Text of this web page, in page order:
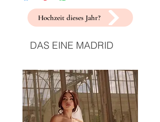
Hochzeit dieses Jahr?
DAS EINE MADRID